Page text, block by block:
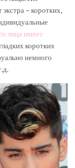
– коротких,
лица имеет
коротких
немного